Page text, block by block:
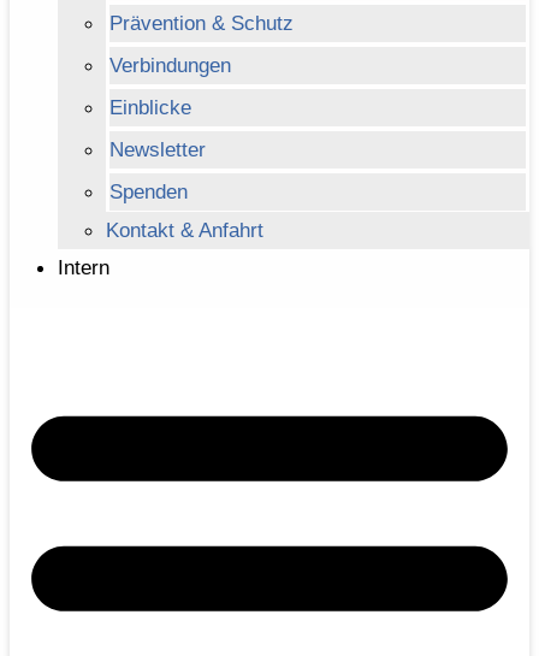
Prävention & Schutz
Verbindungen
Einblicke
Newsletter
Spenden
Kontakt & Anfahrt
Intern